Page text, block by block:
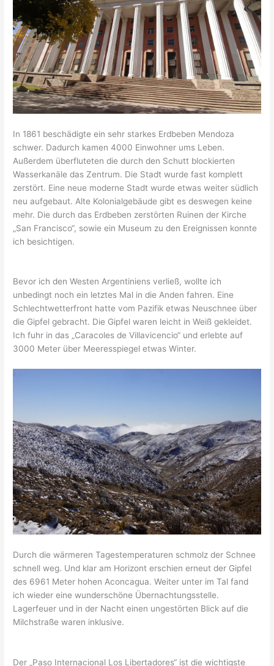
In 1861 beschädigte ein sehr starkes Erdbeben Mendoza
schwer. Dadurch kamen 4000 Einwohner ums Leben.
Außerdem überfluteten die durch den Schutt blockierten
Wasserkanäle das Zentrum. Die Stadt wurde fast komplett
zerstört. Eine neue moderne Stadt wurde etwas weiter südlich
neu aufgebaut. Alte Kolonialgebäude gibt es deswegen keine
mehr. Die durch das Erdbeben zerstörten Ruinen der Kirche
„San Francisco“, sowie ein Museum zu den Ereignissen konnte
ich besichtigen.
Bevor ich den Westen Argentiniens verließ, wollte ich
unbedingt noch ein letztes Mal in die Anden fahren. Eine
Schlechtwetterfront hatte vom Pazifik etwas Neuschnee über
die Gipfel gebracht. Die Gipfel waren leicht in Weiß gekleidet.
Ich fuhr in das „Caracoles de Villavicencio“ und erlebte auf
3000 Meter über Meeresspiegel etwas Winter.
Durch die wärmeren Tagestemperaturen schmolz der Schnee
schnell weg. Und klar am Horizont erschien erneut der Gipfel
des 6961 Meter hohen Aconcagua. Weiter unter im Tal fand
ich wieder eine wunderschöne Übernachtungsstelle.
Lagerfeuer und in der Nacht einen ungestörten Blick auf die
Milchstraße waren inklusive.
Der „Paso Internacional Los Libertadores“ ist die wichtigste